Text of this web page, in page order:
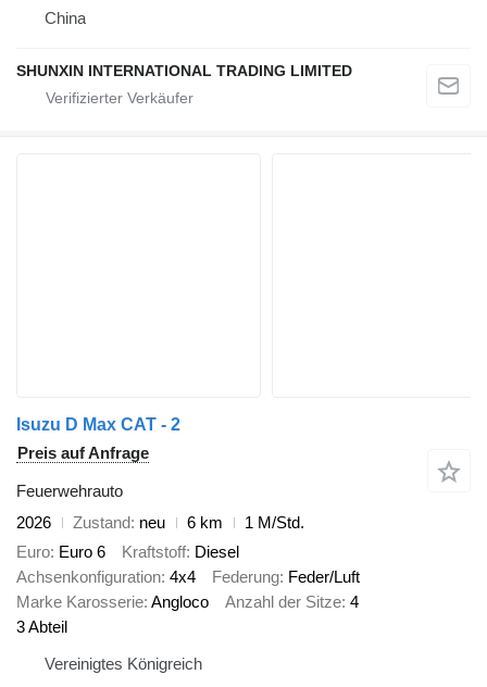
China
SHUNXIN INTERNATIONAL TRADING LIMITED
Isuzu D Max CAT - 2
Preis auf Anfrage
Feuerwehrauto
2026
Zustand neu 6 km
1 M/Std.
Euro Euro 6 Kraftstoff Diesel
Achsenkonfiguration 4x4 Federung Feder/Luft
Marke Karosserie Angloco Anzahl der Sitze 4
3 Abteil
Vereinigtes Königreich